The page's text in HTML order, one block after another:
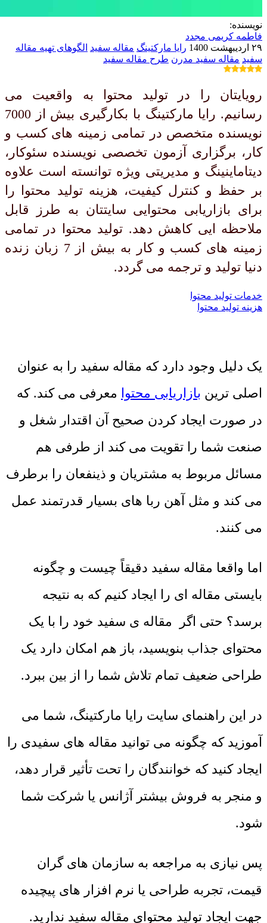
نویسنده:
فاطمه کریمی مجدد
۲۹ اردیبهشت 1400
رایا مارکتینگ مقاله سفید الگوهای تهیه مقاله
سفید مقاله سفید مدرن طرح مقاله سفید
رویایتان را در تولید محتوا به واقعیت می
رسانیم. رایا مارکتینگ با بکارگیری بیش از 7000
نویسنده متخصص در تمامی زمینه های کسب و
کار، برگزاری آزمون تخصصی نویسنده سئوکار،
دیتاماینینگ و مدیریتی ویژه توانسته است علاوه
بر حفظ و کنترل کیفیت، هزینه تولید محتوا را
برای بازاریابی محتوایی سایتتان به طرز قابل
ملاحظه ایی کاهش دهد. تولید محتوا در تمامی
زمینه های کسب و کار به بیش از 7 زبان زنده
دنیا تولید و ترجمه می گردد.
خدمات تولید محتوا
هزینه تولید محتوا
یک دلیل وجود دارد که مقاله سفید را به عنوان
اصلی ترین بازاریابی محتوا معرفی می کند. که
در صورت ایجاد کردن صحیح آن اقتدار شغل و
صنعت شما را تقویت می کند از طرفی هم
مسائل مربوط به مشتریان و ذینفعان را برطرف
می کند و مثل آهن ربا های بسیار قدرتمند عمل
می کنند.
اما واقعا مقاله سفید دقیقاً چیست و چگونه
بایستی مقاله ای را ایجاد کنیم که به نتیجه
برسد؟ حتی اگر مقاله ی سفید خود را با یک
محتوای جذاب بنویسید، باز هم امکان دارد یک
طراحی ضعیف تمام تلاش شما را از بین ببرد.
در این راهنمای سایت رایا مارکتینگ، شما می
آموزید که چگونه می توانید مقاله های سفیدی را
ایجاد کنید که خوانندگان را تحت تأثیر قرار دهد،
و منجر به فروش بیشتر آژانس یا شرکت شما
شود.
پس نیازی به مراجعه به سازمان های گران
قیمت، تجربه طراحی یا نرم افزار های پیچیده
جهت ایجاد تولید محتوای مقاله سفید ندارید.